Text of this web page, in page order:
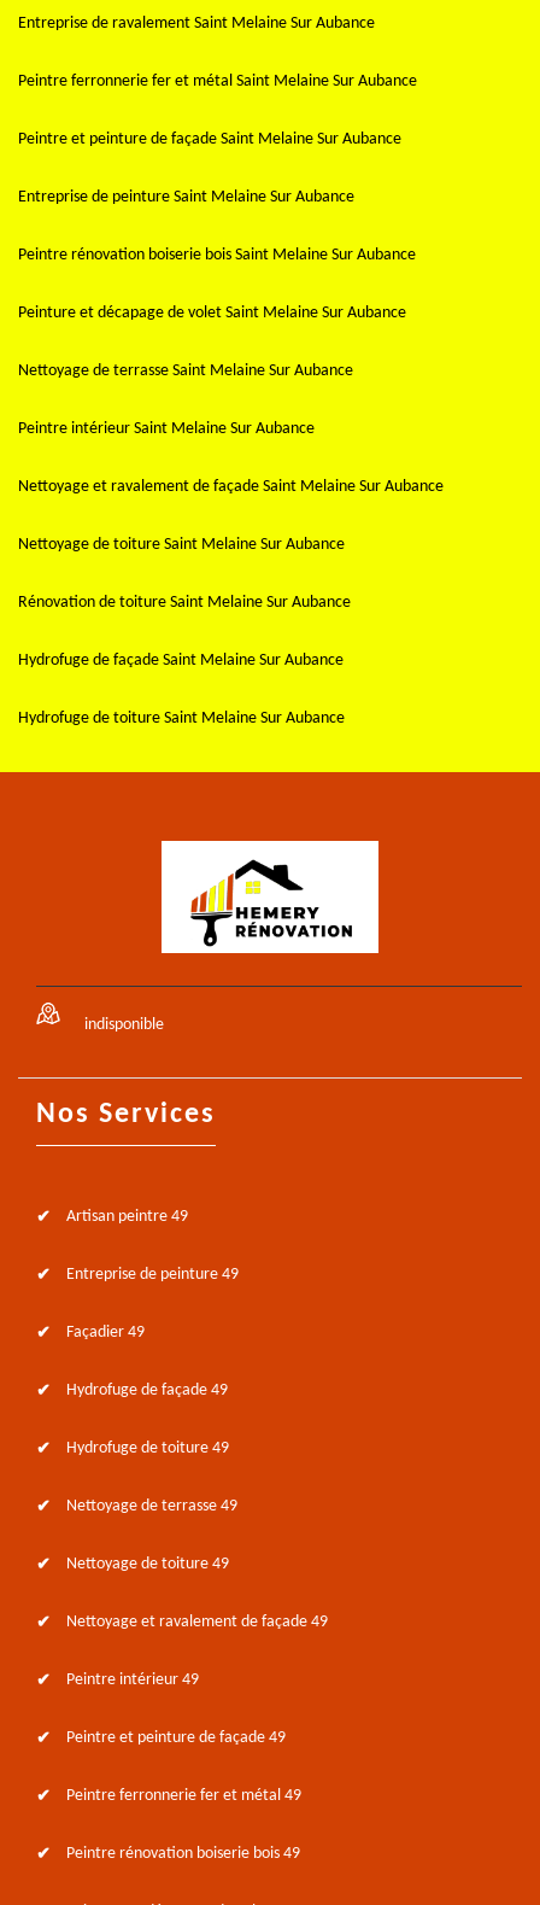
Entreprise de ravalement Saint Melaine Sur Aubance
Peintre ferronnerie fer et métal Saint Melaine Sur Aubance
Peintre et peinture de façade Saint Melaine Sur Aubance
Entreprise de peinture Saint Melaine Sur Aubance
Peintre rénovation boiserie bois Saint Melaine Sur Aubance
Peinture et décapage de volet Saint Melaine Sur Aubance
Nettoyage de terrasse Saint Melaine Sur Aubance
Peintre intérieur Saint Melaine Sur Aubance
Nettoyage et ravalement de façade Saint Melaine Sur Aubance
Nettoyage de toiture Saint Melaine Sur Aubance
Rénovation de toiture Saint Melaine Sur Aubance
Hydrofuge de façade Saint Melaine Sur Aubance
Hydrofuge de toiture Saint Melaine Sur Aubance
indisponible
Nos Services
Artisan peintre 49
Entreprise de peinture 49
Façadier 49
Hydrofuge de façade 49
Hydrofuge de toiture 49
Nettoyage de terrasse 49
Nettoyage de toiture 49
Nettoyage et ravalement de façade 49
Peintre intérieur 49
Peintre et peinture de façade 49
Peintre ferronnerie fer et métal 49
Peintre rénovation boiserie bois 49